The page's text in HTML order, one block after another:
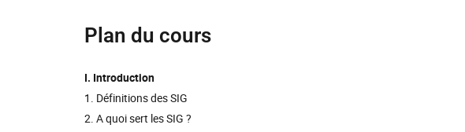
Plan du cours
I. Introduction
1. Définitions des SIG
2. A quoi sert les SIG ?